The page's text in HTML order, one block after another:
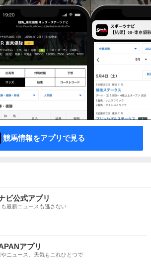
競馬情報をアプリで見る
ビ公式アプリ
最新ニュースも逃さない
アプリ
やニュース、天気もこれひとつで